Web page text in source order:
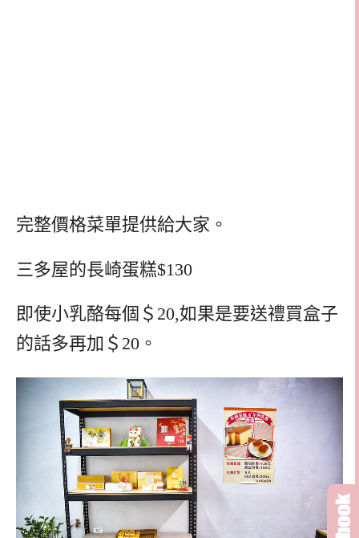
完整價格菜單提供給大家。
三多屋的長崎蛋糕$130
即使小乳酪每個＄20,如果是要送禮買盒子
的話多再加＄20。